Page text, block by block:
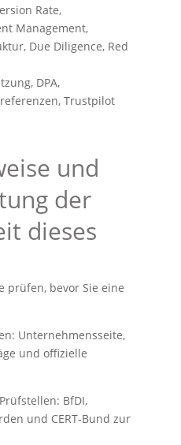
Rate,
Management,
Due Diligence, Red
DPA,
Trustpilot
und
der
dieses
prüfen, bevor Sie eine
Unternehmensseite,
und offizielle
BfDI,
und CERT‑Bund zur